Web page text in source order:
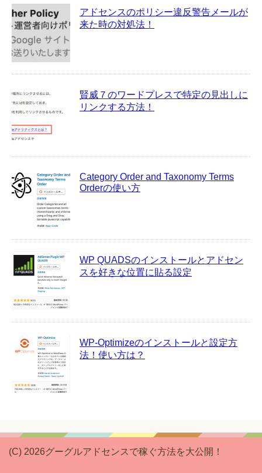
アドセンスのポリシー違反警告メールが
来た時の対処法！
賢威７のワードプレスで特定の見出しに
リンクする方法！
Category Order and Taxonomy Terms
Orderの使い方
WP QUADSのインストールとアドセン
スを好きな位置に貼る設定
WP-Optimizeのインストールと設定方
法！使い方は？
(C) 2026グーグルアドセンスで稼ぐ方法を大公開！